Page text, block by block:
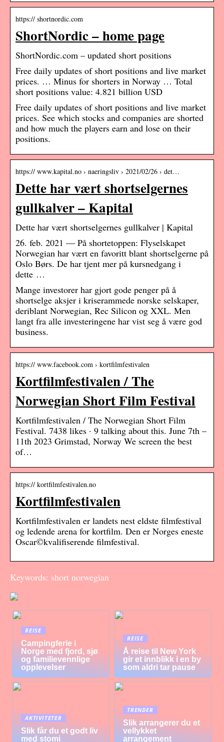
https:// shortnordic.com
ShortNordic – home page
ShortNordic.com – updated short positions
Free daily updates of short positions and live market
prices. … Minus for shorters in Norway … Total
short positions value: 4.821 billion USD
Free daily updates of short positions and live market
prices. See which stocks and companies are shorted
and how much the players earn and lose on their
positions.
https:// www.kapital.no › naeringsliv › 2021/02/26 › det…
Dette har vært shortselgernes
gullkalver – Kapital
Dette har vært shortselgernes gullkalver | Kapital
26. feb. 2021 — På shortetoppen: Flyselskapet
Norwegian har vært en favoritt blant shortselgerne på
Oslo Børs. De har tjent mer på kursnedgang i
dette …
Mange investorer har gjort gode penger på å
shortselge aksjer i kriserammede norske selskaper,
deriblant Norwegian, Rec Silicon og XXL. Men
langt fra alle investeringene har vist seg å være god
business.
https:// www.facebook.com › kortfilmfestivalen
Kortfilmfestivalen / The
Norwegian Short Film Festival
Kortfilmfestivalen / The Norwegian Short Film
Festival. 7438 likes · 9 talking about this. June 7th –
11th 2023 Grimstad, Norway We screen the best
of…
https:// kortfilmfestivalen.no
Kortfilmfestivalen
Kortfilmfestivalen er landets nest eldste filmfestival
og ledende arena for kortfilm. Den er Norges eneste
Oscar©kvalifiserende filmfestival.
Keywords: short norwegian
REISE
Campingferie i
Norge med fjord, sjø
og familievennlige
opplevelser
REISE
Å reise til New York
gir et innblikk i en by
som aldri tar pause
AKTIVITETER
Slik får du et godt liv
med stomi
TRENDER
Slik arrangerer du et
vellykket
arrangement